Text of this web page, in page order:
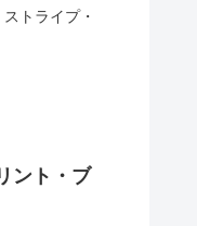
トライプ・
ント・ブ